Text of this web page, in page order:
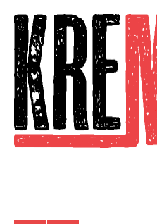
contenu